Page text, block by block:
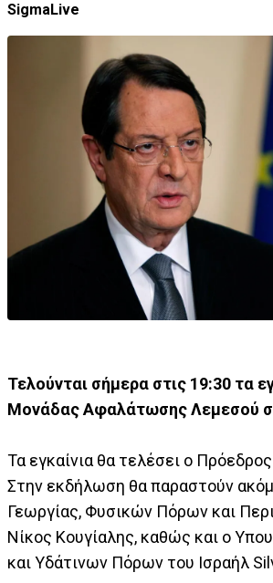
SigmaLive
Τελούνται σήμερα στις 19:30 τα
Μονάδας Αφαλάτωσης Λεμεσού
Τα εγκαίνια θα τελέσει ο
Στην εκδήλωση θα παραστούν
Γεωργίας, Φυσικών Πόρων και
Νίκος Κουγίαλης, καθώς και ο
και Υδάτινων Πόρων του Ισραήλ